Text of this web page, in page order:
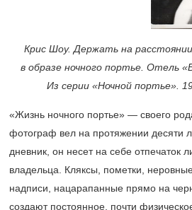
Крис Шоу. Держать на
в образе ночного портье. Отель
Из серии «Ночной портье».
«Жизнь ночного портье» — своего
фотограф вел на протяжении десяти
дневник, он несет на себе отпечаток
владельца. Кляксы, пометки,
надписи, нацарапанные прямо на
создают постоянное, почти